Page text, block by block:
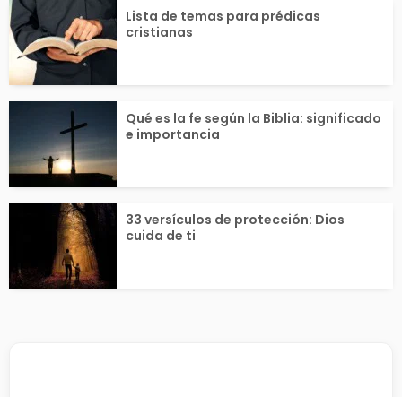
Lista de temas para prédicas
cristianas
Qué es la fe según la Biblia: significado
e importancia
33 versículos de protección: Dios
cuida de ti